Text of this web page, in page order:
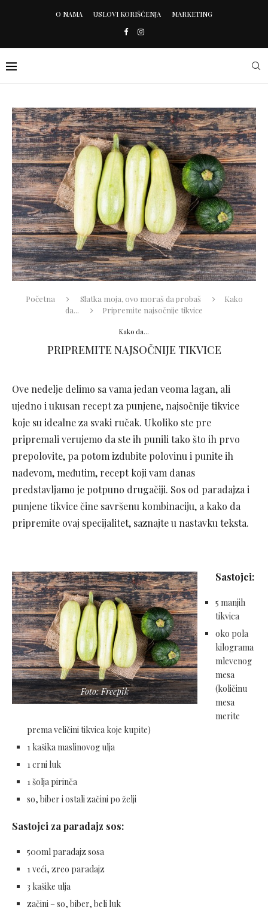
O NAMA USLOVI KORIŠĆENJA MARKETING
Početna Slatka moja, ovo moraš da probaš
Kako
da...
Pripremite najsočnije tikvice
Kako da...
PRIPREMITE NAJSOČNIJE TIKVICE
Ove nedelje delimo sa vama jedan veoma lagan, ali
ujedno i ukusan recept za punjene, najsočnije tikvice
koje su idealne za svaki ručak. Ukoliko ste pre
pripremali verujemo da ste ih punili tako što ih prvo
prepolovite, pa potom izdubite polovinu i punite ih
nadevom, međutim, recept koji vam danas
predstavljamo je potpuno drugačiji. Sos od paradajza i
punjene tikvice čine savršenu kombinaciju, a kako da
pripremite ovaj specijalitet, saznajte u nastavku teksta.
Foto: Freepik
Sastojci:
5 manjih
tikvica
oko pola
kilograma
mlevenog
mesa
(količinu
mesa
merite
prema veličini tikvica koje kupite)
1 kašika maslinovog ulja
1 crni luk
1 šolja pirinča
so, biber i ostali začini po želji
Sastojci za paradajz sos:
500ml paradajz sosa
1 veći, zreo paradajz
3 kašike ulja
začini – so, biber, beli luk